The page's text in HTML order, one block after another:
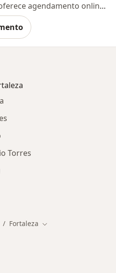
Esse especialista não oferece agendamento online para esse endereço.
Torres
de cidade
Fortaleza Mudar de cidade
cidade